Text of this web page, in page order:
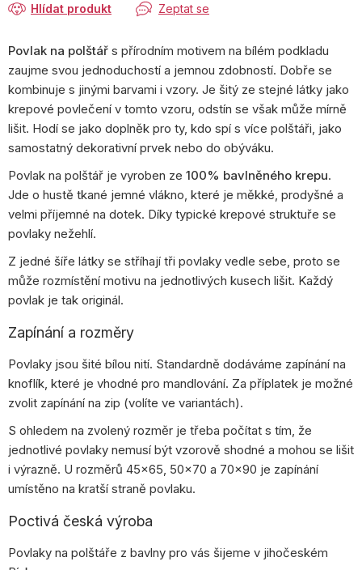
Zeptat se
Hlídat produkt
Povlak na polštář s přírodním motivem na bílém podkladu
zaujme svou jednoduchostí a jemnou zdobností. Dobře se
kombinuje s jinými barvami i vzory. Je šitý ze stejné látky jako
krepové povlečení v tomto vzoru, odstín se však může mírně
lišit. Hodí se jako doplněk pro ty, kdo spí s více polštáři, jako
samostatný dekorativní prvek nebo do obýváku.
Povlak na polštář je vyroben ze 100% bavlněného krepu.
Jde o hustě tkané jemné vlákno, které je měkké, prodyšné a
velmi příjemné na dotek. Díky typické krepové struktuře se
povlaky nežehlí.
Z jedné šíře látky se stříhají tři povlaky vedle sebe, proto se
může rozmístění motivu na jednotlivých kusech lišit. Každý
povlak je tak originál.
Zapínání a rozměry
Povlaky jsou šité bílou nití. Standardně dodáváme zapínání na
knoflík, které je vhodné pro mandlování. Za příplatek je možné
zvolit zapínání na zip (volíte ve variantách).
S ohledem na zvolený rozměr je třeba počítat s tím, že
jednotlivé povlaky nemusí být vzorově shodné a mohou se lišit
i výrazně. U rozměrů 45×65, 50×70 a 70×90 je zapínání
umístěno na kratší straně povlaku.
Poctivá česká výroba
Povlaky na polštáře z bavlny pro vás šijeme v jihočeském